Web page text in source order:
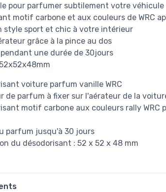
pour parfumer subtilement votre véhicule
motif carbone et aux couleurs de WRC
style sport et chic à votre intérieur
grâce à la pince au dos
une durée de 30jours
voiture parfum vanille WRC
de parfum à fixer sur l'aérateur de la
motif carbone aux couleurs rally WRC
parfum jusqu'à 30 jours
du désodorisant : 52 x 52 x 48 mm